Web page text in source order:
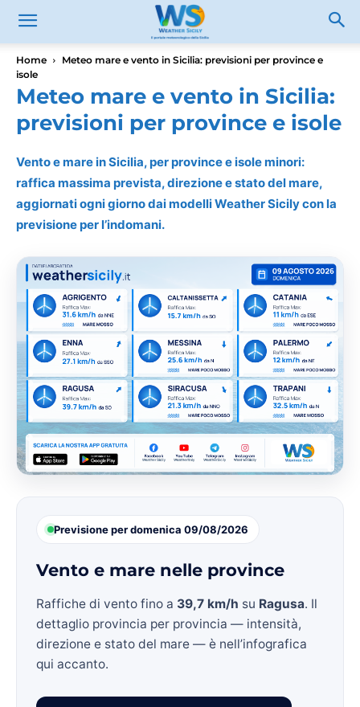
Home
Meteo mare e vento in Sicilia: previsioni per province e
isole
Meteo mare e vento in Sicilia:
previsioni per province e isole
Vento e mare in Sicilia, per province e isole minori:
raffica massima prevista, direzione e stato del mare,
aggiornati ogni giorno dai modelli Weather Sicily con la
previsione per l’indomani.
Previsione per domenica 09/08/2026
Vento e mare nelle province
Raffiche di vento fino a 39,7 km/h su Ragusa. Il
dettaglio provincia per provincia — intensità,
direzione e stato del mare — è nell’infografica
qui accanto.